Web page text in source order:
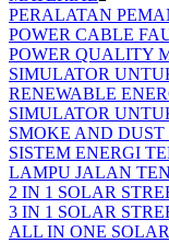
PERALATAN
POWER CABLE
POWER QUALITY
SIMULATOR
RENEWABLE
SIMULATOR
SMOKE AND
SISTEM ENERGI
LAMPU JALAN
2 IN 1 SOLAR
3 IN 1 SOLAR
ALL IN ONE